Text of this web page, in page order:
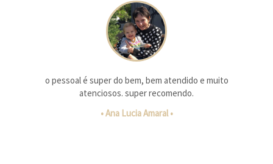
o pessoal é super do bem, bem atendido e muito
atenciosos. super recomendo.
• Ana Lucia Amaral •